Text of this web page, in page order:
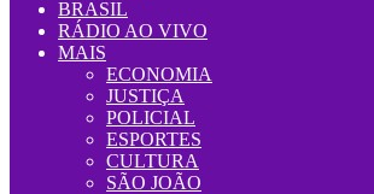
BRASIL
RÁDIO AO VIVO
MAIS
ECONOMIA
JUSTIÇA
POLICIAL
ESPORTES
CULTURA
SÃO JOÃO